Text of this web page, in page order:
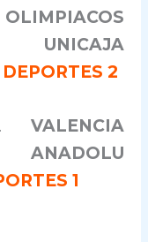
2
VALENCIA
1